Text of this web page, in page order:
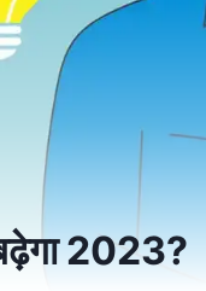
2023?